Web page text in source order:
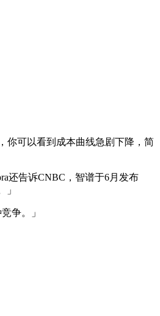
你可以看到成本曲线急剧下降，简
还告诉CNBC，智谱于6月发布
争。」